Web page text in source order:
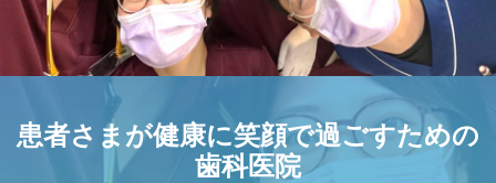
患者さまが健康に笑顔で過ごすための
歯科医院